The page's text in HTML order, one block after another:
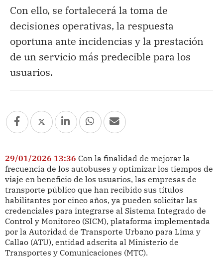
Con ello, se fortalecerá la toma de
decisiones operativas, la respuesta
oportuna ante incidencias y la prestación
de un servicio más predecible para los
usuarios.
29/01/2026 13:36 Con la finalidad de mejorar la
frecuencia de los autobuses y optimizar los tiempos de
viaje en beneficio de los usuarios, las empresas de
transporte público que han recibido sus títulos
habilitantes por cinco años, ya pueden solicitar las
credenciales para integrarse al Sistema Integrado de
Control y Monitoreo (SICM), plataforma implementada
por la Autoridad de Transporte Urbano para Lima y
Callao (ATU), entidad adscrita al Ministerio de
Transportes y Comunicaciones (MTC).